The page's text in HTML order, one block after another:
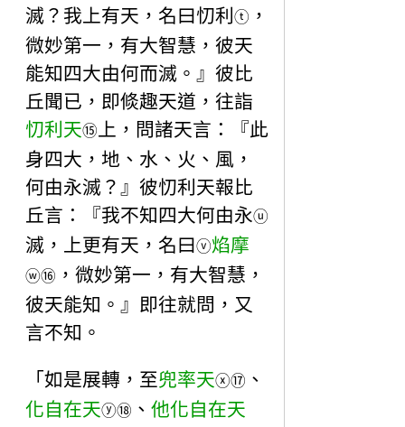
滅？我上有天，名曰忉利 ⓣ ，
微妙第一，有大智慧，彼天
能知四大由何而滅。』彼比
丘聞已，即倐趣天道，往詣
忉利天⑮ 上，問諸天言：『此
身四大，地、水、火、風，
何由永滅？』彼忉利天報比
丘言：『我不知四大何由永ⓤ
滅，上更有天，名曰ⓥ焰摩
ⓦ⑯ ，微妙第一，有大智慧，
彼天能知。』即往就問，又
言不知。
「如是展轉，至兜率天ⓧ⑰ 、
化自在天ⓨ⑱ 、 他化自在天